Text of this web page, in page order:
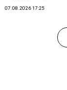
07.08.2026 17:25